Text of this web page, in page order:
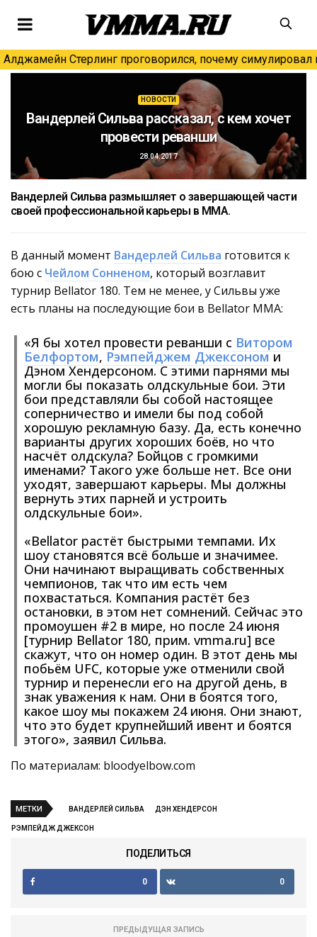
Алджамейн Стерлинг проговорился, почему симулировал
НОВОСТИ
Вандерлей Сильва рассказал, с кем хочет
провести реванши
28.04.2017
Вандерлей Сильваразмышляет о завершающей части
своей профессиональной карьеры в MMA.
В данный момент Вандерлей Сильва готовится к
бою с Чейлом Сонненом, который возглавит
турнир Bellator 180. Тем не менее, у Сильвы уже
есть планы на последующие бои в Bellator MMA:
«Я бы хотел провести реванши с Витором
Белфортом, Рэмпейджем Джексономи
Дэном Хендерсоном. С этими парнями мы
могли бы показать олдскульные бои. Эти
бои представляли бы собой настоящее
соперничество и имели бы под собой
хорошую рекламную базу. Да, есть конечно
варианты других хороших боёв, но что
насчёт олдскула? Бойцов с громкими
именами? Такого уже больше нет. Все они
уходят, завершают карьеры. Мы должны
вернуть этих парней и устроить
олдскульные бои».
«Bellator растёт быстрыми темпами. Их
шоу становятся всё больше и значимее.
Они начинают выращивать собственных
чемпионов, так что им есть чем
похвастаться. Компания растёт без
остановки, в этом нет сомнений. Сейчас это
промоушен #2 в мире, но после 24 июня
[турнир Bellator 180, прим. vmma.ru] все
скажут, что он номер один. В этот день мы
побьём UFC, которые уже отменили свой
турнир и перенесли его на другой день, в
знак уважения к нам. Они в боятся того,
какое шоу мы покажем 24 июня. Они знают,
что это будет крупнейший ивент и боятся
этого», заявил Сильва.
По материалам: bloodyelbow.com
МЕТКИ ВАНДЕРЛЕЙ СИЛЬВА ДЭН ХЕНДЕРСОН
РЭМПЕЙДЖ ДЖЕКСОН
ПОДЕЛИТЬСЯ
0 0
ПРЕДЫДУЩАЯ ЗАПИСЬ